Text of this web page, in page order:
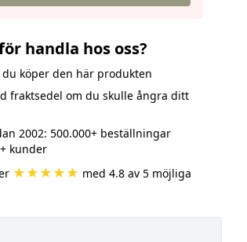
handla hos oss?
köper den här produkten
fraktsedel om du skulle ångra ditt
2002: 500.000+ beställningar
kunder
★★★★★ med 4.8 av 5 möjliga